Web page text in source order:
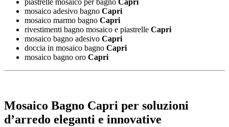
piastrelle mosaico per bagno Capri
mosaico adesivo bagno Capri
mosaico marmo bagno Capri
rivestimenti bagno mosaico e piastrelle Capri
mosaico bagno adesivo Capri
doccia in mosaico bagno Capri
mosaico bagno oro Capri
Mosaico Bagno Capri per soluzioni
d’arredo eleganti e innovative